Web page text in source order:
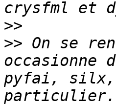
>>
>> On se
occasionne
pyfai, silx,